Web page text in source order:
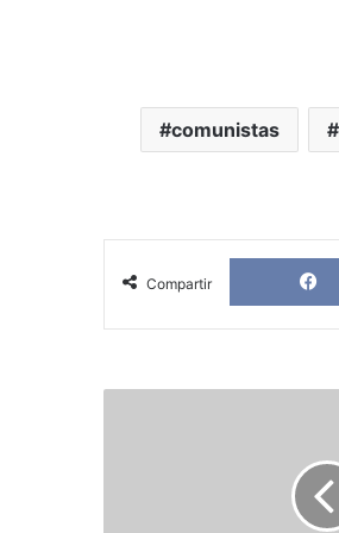
comunistas
Compartir